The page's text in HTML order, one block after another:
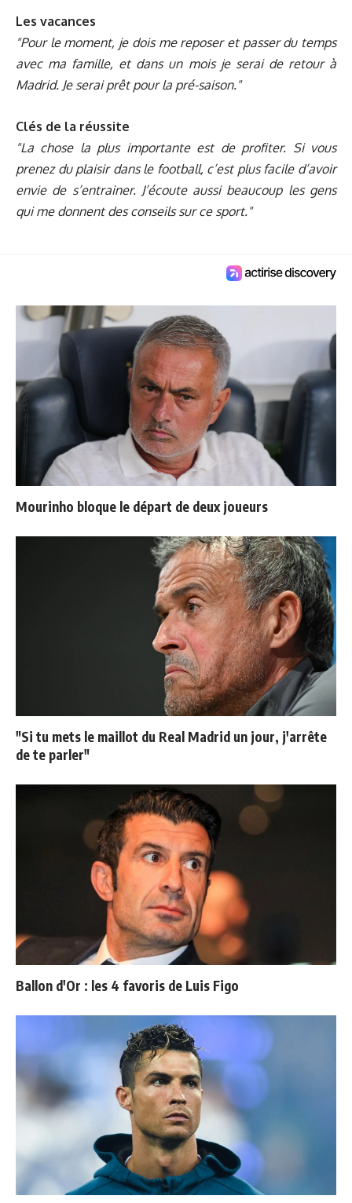
Les vacances
"Pour le moment, je dois me reposer et passer du temps
avec ma famille, et dans un mois je serai de retour à
Madrid. Je serai prêt pour la pré-saison."
Clés de la réussite
"La chose la plus importante est de profiter. Si vous
prenez du plaisir dans le football, c’est plus facile d’avoir
envie de s’entrainer. J’écoute aussi beaucoup les gens
qui me donnent des conseils sur ce sport."
Mourinho bloque le départ de deux joueurs
"Si tu mets le maillot du Real Madrid un jour, j'arrête
de te parler"
Ballon d'Or : les 4 favoris de Luis Figo